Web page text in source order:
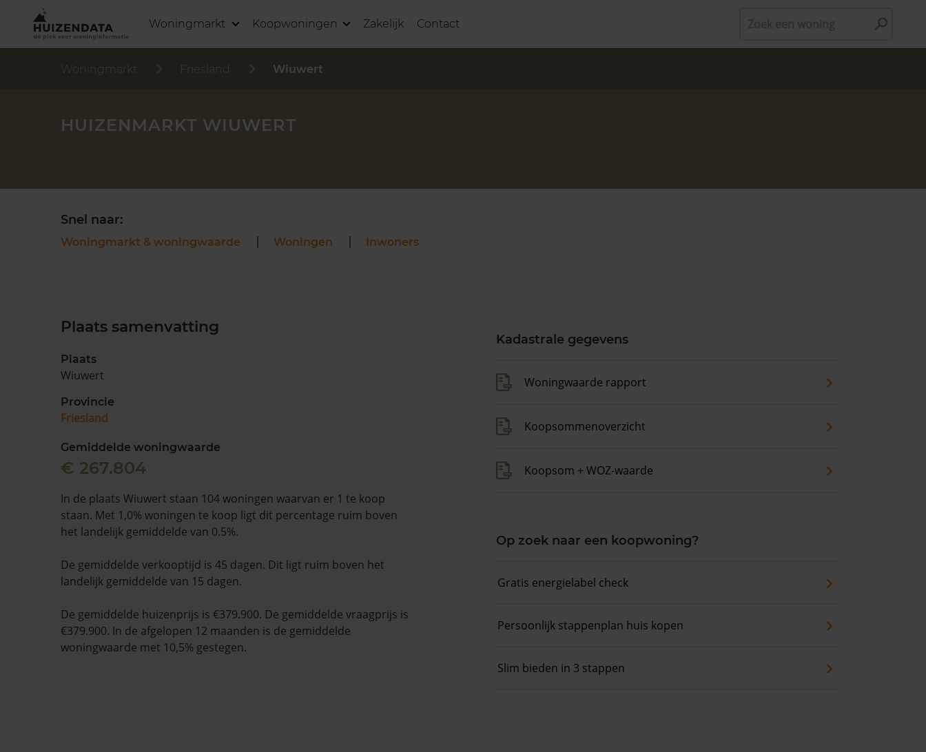
Woningmarkt Koopwoningen Zakelijk Contact
Woningmarkt Friesland Wiuwert
HUIZENMARKT WIUWERT
Snel naar:
Woningmarkt & woningwaarde Woningen Inwoners
Plaats samenvatting
Plaats
Wiuwert
Provincie
Friesland
Gemiddelde woningwaarde
€ 267.804
In de plaats Wiuwert staan 104 woningen waarvan er 1 te koop
staan. Met 1,0% woningen te koop ligt dit percentage ruim boven
het landelijk gemiddelde van 0.5%.
De gemiddelde verkooptijd is 45 dagen. Dit ligt ruim boven het
landelijk gemiddelde van 15 dagen.
De gemiddelde huizenprijs is €379.900. De gemiddelde vraagprijs is
€379.900. In de afgelopen 12 maanden is de gemiddelde
woningwaarde met 10,5% gestegen.
Kadastrale gegevens
Woningwaarde rapport
Koopsommenoverzicht
Koopsom + WOZ-waarde
Op zoek naar een koopwoning?
Gratis energielabel check
Persoonlijk stappenplan huis kopen
Slim bieden in 3 stappen